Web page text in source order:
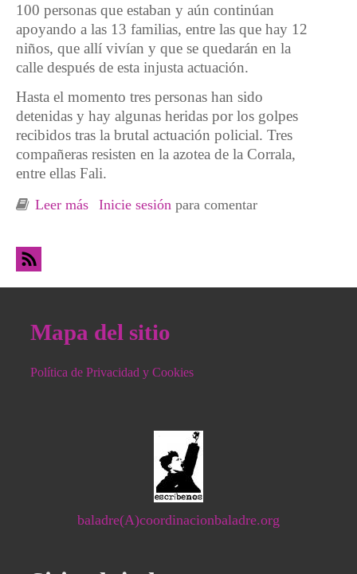
100 personas que estaban y aún continúan
apoyando a las 13 familias, entre las que hay 12
niños, que allí vivían y que se quedarán en la
calle después de esta injusta actuación.
Hasta el momento tres personas han sido
detenidas y hay algunas heridas por los golpes
recibidos tras la brutal actuación policial. Tres
compañeras resisten en la azotea de la Corrala,
entre ellas Fali.
Leer más sobre URGENTE!!!! Desalojo Corrala
Inicie sesión para comentar
Mapa del sitio
Política de Privacidad y Cookies
baladre(A)coordinacionbaladre.org